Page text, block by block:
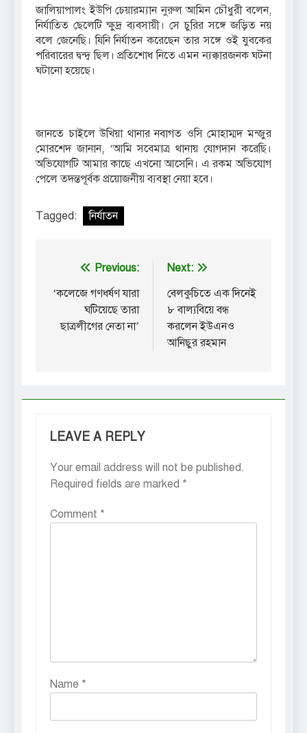
জালিয়াপালং ইউপি চেয়ারম্যান নুরুল আমিন চৌধুরী বলেন,
নির্যাতিত ছেলেটি ক্ষুদ্র ব্যবসায়ী। সে চুরির সঙ্গে জড়িত নয়
বলে জেনেছি। যিনি নির্যাতন করেছেন তার সঙ্গে ওই যুবকের
পরিবারের দ্বন্দ্ব ছিল। প্রতিশোধ নিতে এমন ন্যক্কারজনক ঘটনা
ঘটানো হয়েছে।
জানতে চাইলে উখিয়া থানার নবাগত ওসি মোহাম্মদ মন্জুর
মোরশেদ জানান, ‘আমি সবেমাত্র থানায় যোগদান করেছি।
অভিযোগটি আমার কাছে এখনো আসেনি। এ রকম অভিযোগ
পেলে তদন্তপূর্বক প্রয়োজনীয় ব্যবস্থা নেয়া হবে।
Tagged: নির্যাতন
Post
navigation
Previous:
‘কলেজে গণধর্ষণ যারা
ঘটিয়েছে তারা
ছাত্রলীগের নেতা না’
Next:
বেলকুচিতে এক দিনেই
৮ বাল্যবিয়ে বন্ধ
করলেন ইউএনও
আনিছুর রহমান
LEAVE A REPLY
Your email address will not be published.
Required fields are marked *
Comment *
Name *